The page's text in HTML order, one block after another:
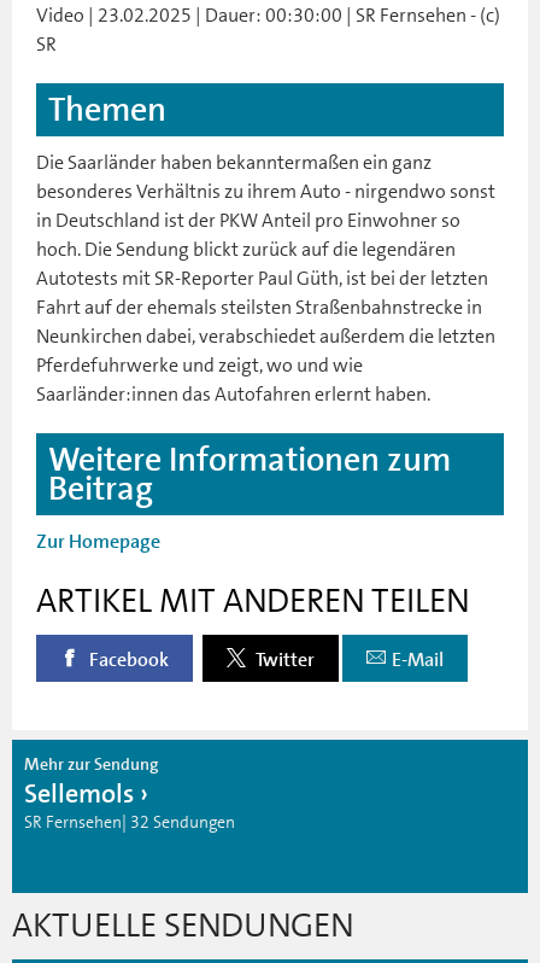
Video | 23.02.2025 | Dauer: 00:30:00 | SR Fernsehen - (c)
SR
Themen
Die Saarländer haben bekanntermaßen ein ganz
besonderes Verhältnis zu ihrem Auto - nirgendwo sonst
in Deutschland ist der PKW Anteil pro Einwohner so
hoch. Die Sendung blickt zurück auf die legendären
Autotests mit SR-Reporter Paul Güth, ist bei der letzten
Fahrt auf der ehemals steilsten Straßenbahnstrecke in
Neunkirchen dabei, verabschiedet außerdem die letzten
Pferdefuhrwerke und zeigt, wo und wie
Saarländer:innen das Autofahren erlernt haben.
Weitere Informationen zum
Beitrag
Zur Homepage
ARTIKEL MIT ANDEREN TEILEN
Facebook Twitter E-Mail
Mehr zur Sendung
Sellemols
SR Fernsehen| 32 Sendungen
AKTUELLE SENDUNGEN